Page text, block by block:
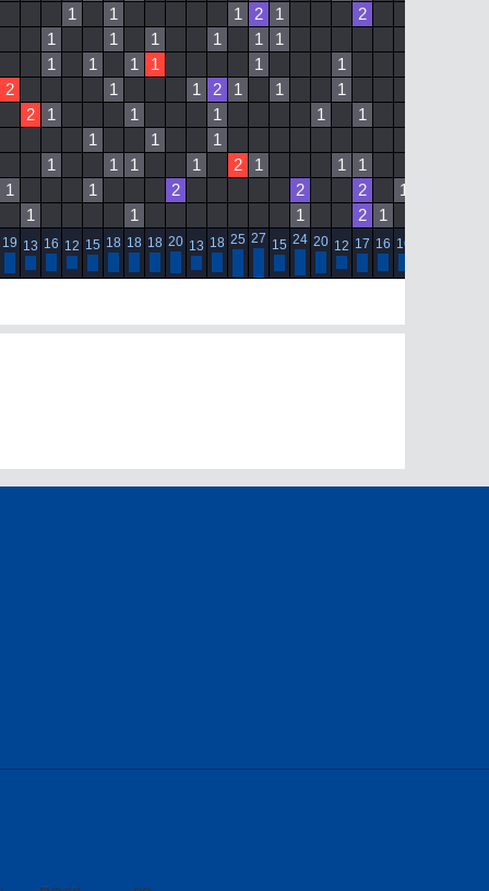
1 1 1 2 1 2
1 1 1 1 1 1
1 1 1 1 1 1
2 1 1 2 1 1 1
2 1 1 1 1 1
1 1 1
1 1 1 1 2 1 1 1
1 1 2 2 2 1
1 1 1 2 1
19 13 16 12 15 18 18 18 20 13 18 25 27 15 24 20 12 17 16 16